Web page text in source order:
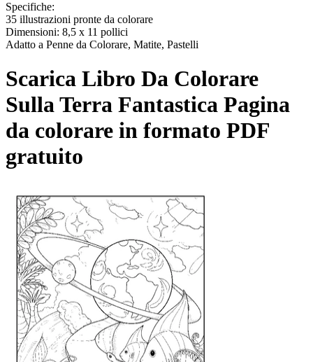
Specifiche:
35 illustrazioni pronte da colorare
Dimensioni: 8,5 x 11 pollici
Adatto a Penne da Colorare, Matite, Pastelli
Scarica Libro Da Colorare
Sulla Terra Fantastica Pagina
da colorare in formato PDF
gratuito